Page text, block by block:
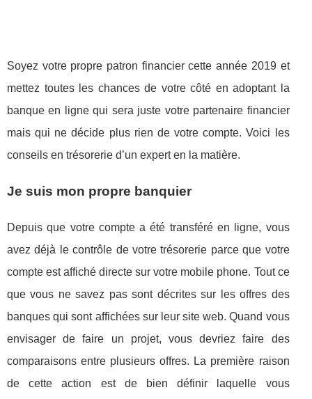
Soyez votre propre patron financier cette année 2019 et
mettez toutes les chances de votre côté en adoptant la
banque en ligne qui sera juste votre partenaire financier
mais qui ne décide plus rien de votre compte. Voici les
conseils en trésorerie d’un expert en la matière.
Je suis mon propre banquier
Depuis que votre compte a été transféré en ligne, vous
avez déjà le contrôle de votre trésorerie parce que votre
compte est affiché directe sur votre mobile phone. Tout ce
que vous ne savez pas sont décrites sur les offres des
banques qui sont affichées sur leur site web. Quand vous
envisager de faire un projet, vous devriez faire des
comparaisons entre plusieurs offres. La première raison
de cette action est de bien définir laquelle vous